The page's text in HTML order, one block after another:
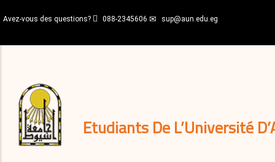
au
principal
Avez-vous des questions? 088-2345606 sup@aun.edu.eg
Etudiants De L’Université
décisions
Expatriés
Journal